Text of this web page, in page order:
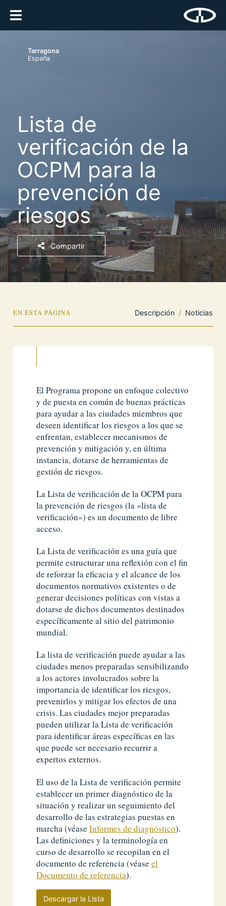
Tarragona
España
Lista de
verificación de la
OCPM para la
prevención de
riesgos
Compartir
EN ESTA PÁGINA Descripción / Noticias
El Programa propone un enfoque colectivo
y de puesta en común de buenas prácticas
para ayudar a las ciudades miembros que
deseen identificar los riesgos a los que se
enfrentan, establecer mecanismos de
prevención y mitigación y, en última
instancia, dotarse de herramientas de
gestión de riesgos.
La Lista de verificación de la OCPM para
la prevención de riesgos (la «lista de
verificación») es un documento de libre
acceso.
La Lista de verificación es una guía que
permite estructurar una reflexión con el fin
de reforzar la eficacia y el alcance de los
documentos normativos existentes o de
generar decisiones políticas con vistas a
dotarse de dichos documentos destinados
específicamente al sitio del patrimonio
mundial.
La lista de verificación puede ayudar a las
ciudades menos preparadas sensibilizando
a los actores involucrados sobre la
importancia de identificar los riesgos,
prevenirlos y mitigar los efectos de una
crisis. Las ciudades mejor preparadas
pueden utilizar la Lista de verificación
para identificar áreas específicas en las
que puede ser necesario recurrir a
expertos externos.
El uso de la Lista de verificación permite
establecer un primer diagnóstico de la
situación y realizar un seguimiento del
desarrollo de las estrategias puestas en
marcha (véaseInformes de diagnóstico).
Las definiciones y la terminología en
curso de desarrollo se recopilan en el
documento de referencia (véaseel
Documento de referencia).
Descargar la Lista